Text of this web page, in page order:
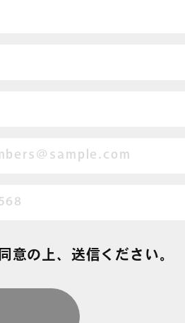
同意の上、送信ください。